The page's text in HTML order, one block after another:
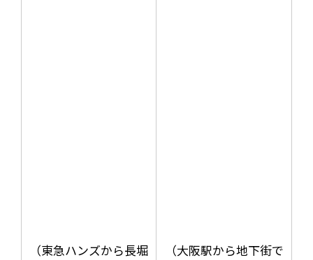
（東急ハンズから長堀
（大阪駅から地下街で